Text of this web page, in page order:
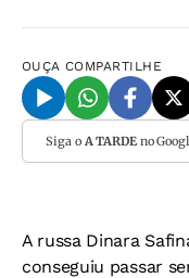
OUÇA COMPARTILHE
Siga o A TARDEno
A russa Dinara
conseguiu passar